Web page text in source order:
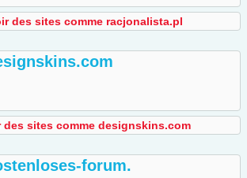
des sites comme racjonalista.pl
des sites comme designskins.com
forum.